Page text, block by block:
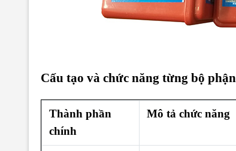
Cấu tạo và chức năng từng bộ phận
Thành phần
chính
Mô tả chức năng